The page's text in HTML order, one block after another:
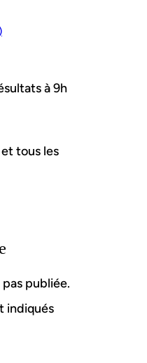
à 9h
tous les
publiée.
indiqués